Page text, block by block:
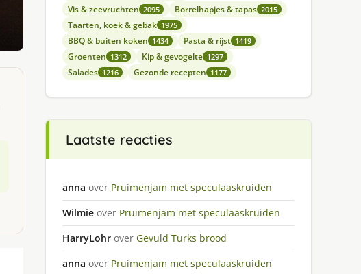
Vis & zeevruchten 2095 Borrelhapjes & tapas 2015
Taarten, koek & gebak 1975
BBQ & buiten koken 1434 Pasta & rijst 1419
Groenten 1312 Kip & gevogelte 1297
Salades 1216 Gezonde recepten 1177
Laatste reacties
anna over Pruimenjam met speculaaskruiden
Wilmie over Pruimenjam met speculaaskruiden
HarryLohr over Gevuld Turks brood
anna over Pruimenjam met speculaaskruiden